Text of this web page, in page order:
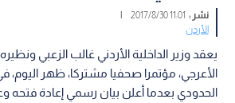
نشر : 11:01 2017/8/30
|
الأردن
يعقد وزير الداخلية الأردني غالب الزعبي
الأعرجي، مؤتمرا صحفيا مشتركا، ظهر اليوم،
الحدودي بعدما أعلن بيان رسمي إعادة فتحه